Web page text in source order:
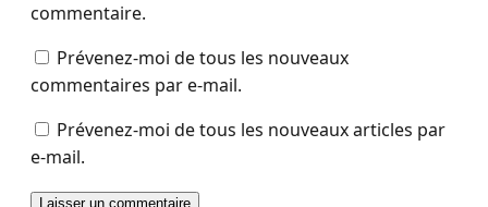
commentaire.
Prévenez-moi de tous les nouveaux
commentaires par e-mail.
Prévenez-moi de tous les nouveaux articles par
e-mail.